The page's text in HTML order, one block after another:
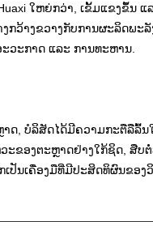
ໃຫຍ່ກວ່າ, ເຂັ້ມແຂງຂຶ້ນ
ກວ້າງ​ຂວາງ​ກັບ​ການ​ຜະລິດ​ພະ
ວະກາດ ​ແລະ ການ​ທະຫານ.
ດ, ບໍລິສັດໄດ້ມີຄວາມກະຕືລືລົ້
ຂອງຕະຫຼາດຢ່າງໃກ້ຊິດ, ສືບ
ປັນເຄື່ອງມືທີ່ມີປະສິດທິຜົນຂອ